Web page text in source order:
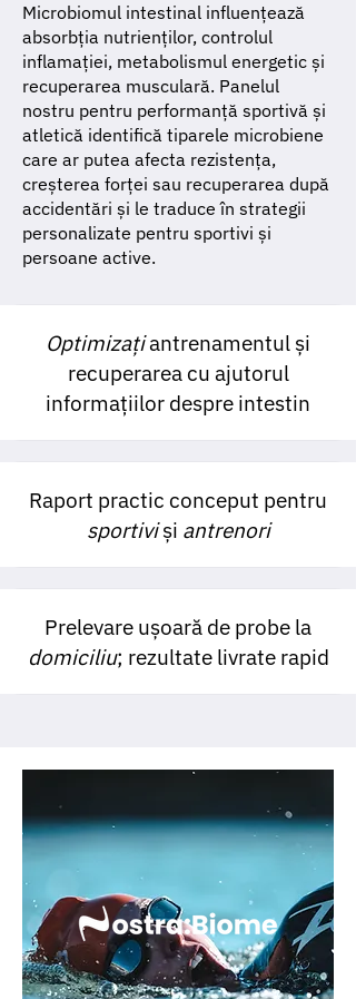
Microbiomul intestinal influențează
absorbția nutrienților, controlul
inflamației, metabolismul energetic și
recuperarea musculară. Panelul
nostru pentru performanță sportivă și
atletică identifică tiparele microbiene
care ar putea afecta rezistența,
creșterea forței sau recuperarea după
accidentări și le traduce în strategii
personalizate pentru sportivi și
persoane active.
Optimizațiantrenamentul și
recuperarea cu ajutorul
informațiilor despre intestin
Raport practic conceput pentru
sportiviși antrenori
Prelevare ușoară de probe la
domiciliu; rezultate livrate rapid